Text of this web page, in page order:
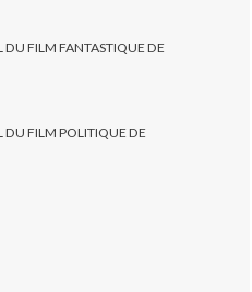
DU FILM FANTASTIQUE DE
DU FILM POLITIQUE DE